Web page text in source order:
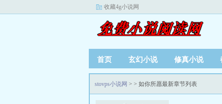
收藏4g小说网
首页 玄幻小说 修真小说
stovps小说网 > > 如你所愿最新章节列表